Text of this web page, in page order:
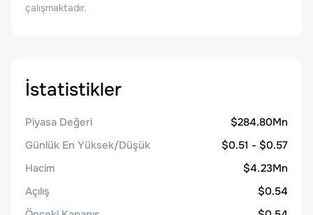
çalışmaktadır.
İstatistikler
Piyasa Değeri
$284.80Mn
Günlük En Yüksek/Düşük
$0.51 - $0.57
Hacim
$4.23Mn
Açılış
$0.54